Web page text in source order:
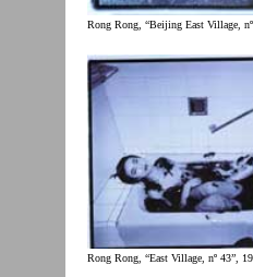
Rong Rong, “Beijing East Village,
Rong Rong, “East Village, nº 43”,